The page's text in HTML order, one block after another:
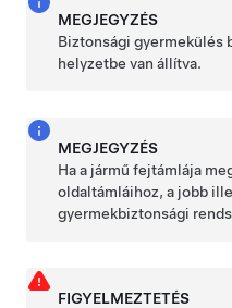
MEGJEGYZÉS
Biztonsági gyermekülés
helyzetbe van állítva.
MEGJEGYZÉS
Ha a jármű fejtámlája
oldaltámláihoz, a jobb
gyermekbiztonsági
FIGYELMEZTETÉS